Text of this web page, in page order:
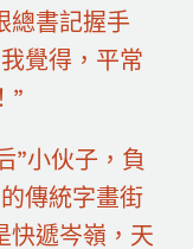
總書記握手
覺得，平常
”
”小伙子，負
傳統字畫街
遞岑嶺，天